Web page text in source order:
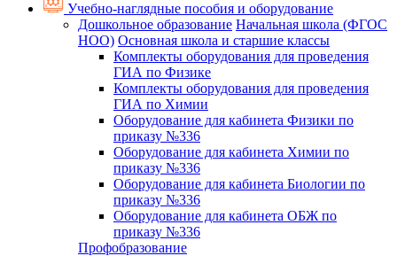
Учебно-наглядные пособия и оборудование
Дошкольное образование Начальная школа (ФГОС
НОО) Основная школа и старшие классы
Комплекты оборудования для проведения
ГИА по Физике
Комплекты оборудования для проведения
ГИА по Химии
Оборудование для кабинета Физики по
приказу №336
Оборудование для кабинета Химии по
приказу №336
Оборудование для кабинета Биологии по
приказу №336
Оборудование для кабинета ОБЖ по
приказу №336
Профобразование